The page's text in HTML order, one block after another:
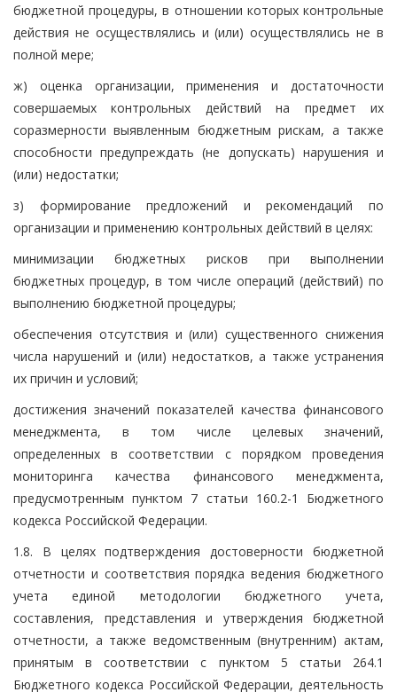
бюджетной процедуры, в отношении которых контрольные
действия не осуществлялись и (или) осуществлялись не в
полной мере;
ж) оценка организации, применения и достаточности
совершаемых контрольных действий на предмет их
соразмерности выявленным бюджетным рискам, а также
способности предупреждать (не допускать) нарушения и
(или) недостатки;
з) формирование предложений и рекомендаций по
организации и применению контрольных действий в целях:
минимизации бюджетных рисков при выполнении
бюджетных процедур, в том числе операций (действий) по
выполнению бюджетной процедуры;
обеспечения отсутствия и (или) существенного снижения
числа нарушений и (или) недостатков, а также устранения
их причин и условий;
достижения значений показателей качества финансового
менеджмента, в том числе целевых значений,
определенных в соответствии с порядком проведения
мониторинга качества финансового менеджмента,
предусмотренным пунктом 7 статьи 160.2-1 Бюджетного
кодекса Российской Федерации.
1.8. В целях подтверждения достоверности бюджетной
отчетности и соответствия порядка ведения бюджетного
учета единой методологии бюджетного учета,
составления, представления и утверждения бюджетной
отчетности, а также ведомственным (внутренним) актам,
принятым в соответствии с пунктом 5 статьи 264.1
Бюджетного кодекса Российской Федерации, деятельность